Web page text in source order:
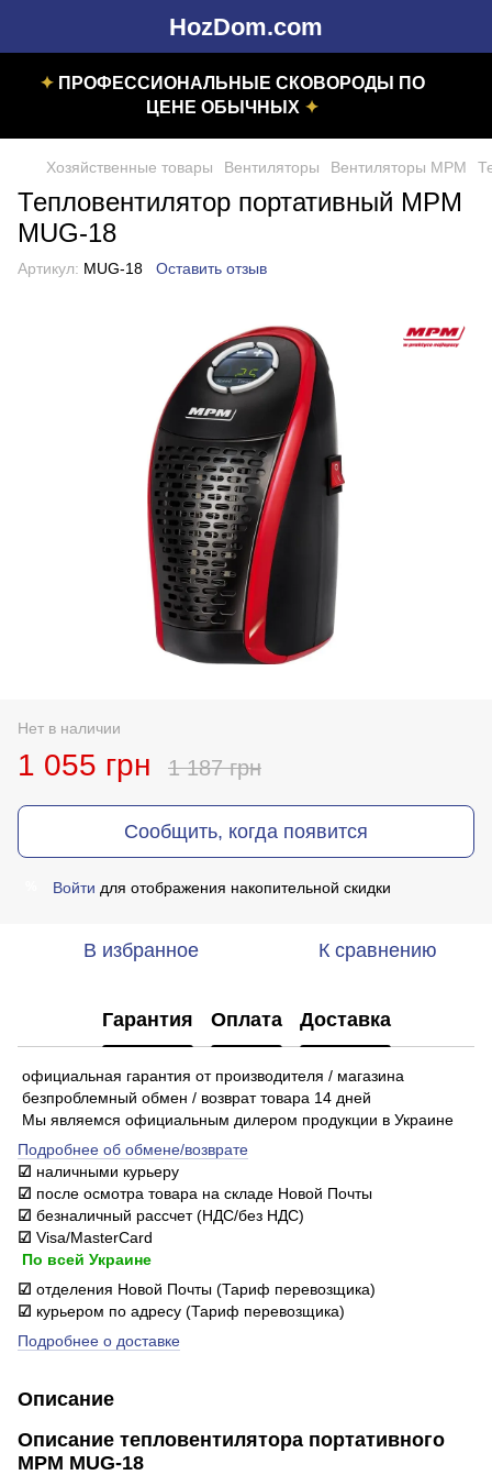
HozDom.com
✦ ПРОФЕССИОНАЛЬНЫЕ СКОВОРОДЫ ПО
ЦЕНЕ ОБЫЧНЫХ ✦
Хозяйственные товары Вентиляторы Вентиляторы MPM
Тепловентилятор портативный МРМ
MUG-18
Артикул: MUG-18 Оставить отзыв
Нет в наличии
1 055 грн 1 187 грн
Сообщить, когда появится
Войти для отображения накопительной скидки
В избранное К сравнению
Гарантия Оплата Доставка
официальная гарантия от производителя / магазина
безпроблемный обмен / возврат товара 14 дней
Мы являемся официальным дилером продукции в Украине
Подробнее об обмене/возврате
☑ наличными курьеру
☑ после осмотра товара на складе Новой Почты
☑ безналичный рассчет (НДС/без НДС)
☑ Visa/MasterCard
По всей Украине
☑ отделения Новой Почты (Тариф перевозщика)
☑ курьером по адресу (Тариф перевозщика)
Подробнее о доставке
Описание
Описание тепловентилятора портативного
МРМ MUG-18